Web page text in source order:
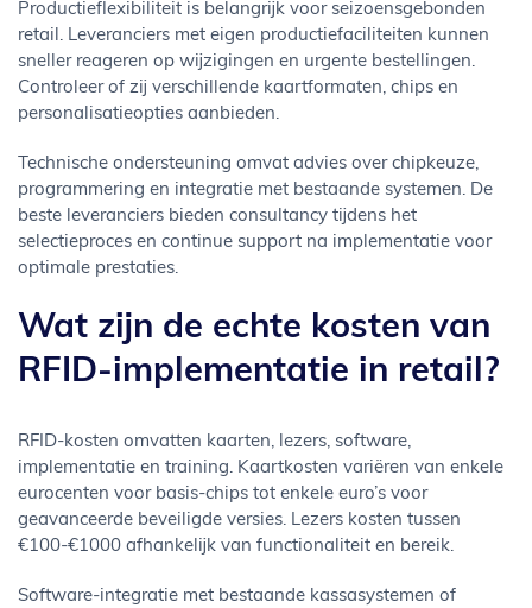
Productieflexibiliteit is belangrijk voor seizoensgebonden
retail. Leveranciers met eigen productiefaciliteiten kunnen
sneller reageren op wijzigingen en urgente bestellingen.
Controleer of zij verschillende kaartformaten, chips en
personalisatieopties aanbieden.
Technische ondersteuning omvat advies over chipkeuze,
programmering en integratie met bestaande systemen. De
beste leveranciers bieden consultancy tijdens het
selectieproces en continue support na implementatie voor
optimale prestaties.
Wat zijn de echte kosten van
RFID-implementatie in retail?
RFID-kosten omvatten kaarten, lezers, software,
implementatie en training. Kaartkosten variëren van enkele
eurocenten voor basis-chips tot enkele euro’s voor
geavanceerde beveiligde versies. Lezers kosten tussen
€100-€1000 afhankelijk van functionaliteit en bereik.
Software-integratie met bestaande kassasystemen of